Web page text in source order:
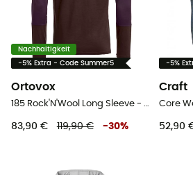
Nachhaltigkeit
-5% Extra - Code Summer5
Ortovox
185 Rock'N'Wool Long Sleeve - Thermounterwäsche - Herren
83,90 € 119,90 € -30%
-5%
Craft
52,90